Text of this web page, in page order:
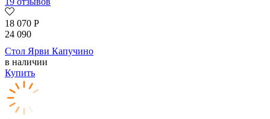
18 070 Р
24 090
Стол Ярви Капучино
в наличии
Купить